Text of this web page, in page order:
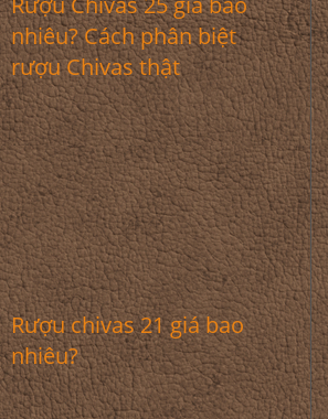
nhiêu? Cách phân biệt
rượu Chivas thật
Rượu chivas 21 giá bao
nhiêu?